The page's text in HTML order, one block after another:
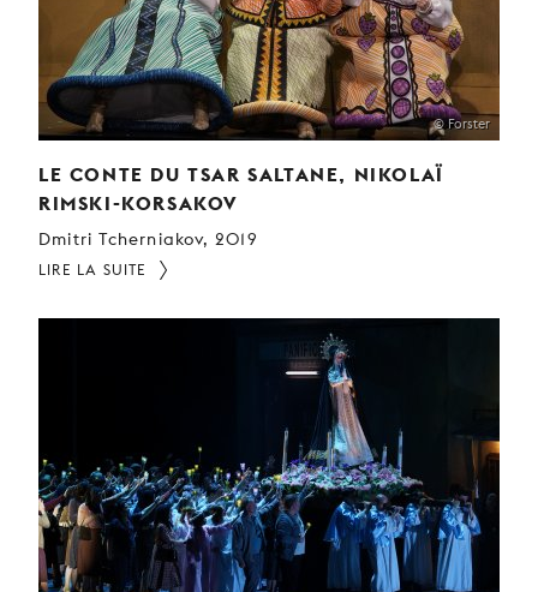
© Forster
LE CONTE DU TSAR SALTANE, NIKOLAÏ
RIMSKI-KORSAKOV
Dmitri Tcherniakov, 2019
LIRE LA SUITE